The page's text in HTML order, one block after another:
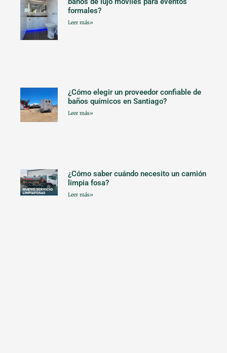
formales?
Leer más»
¿Cómo elegir un proveedor confiable de
baños químicos en Santiago?
Leer más»
¿Cómo saber cuándo necesito un camión
limpia fosa?
Leer más»